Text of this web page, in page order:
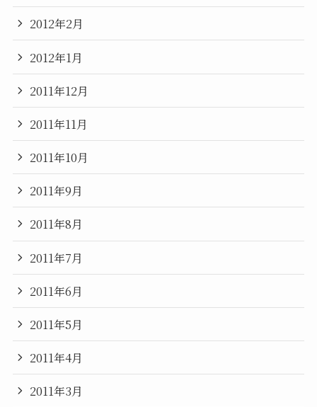
2012年2月
2012年1月
2011年12月
2011年11月
2011年10月
2011年9月
2011年8月
2011年7月
2011年6月
2011年5月
2011年4月
2011年3月